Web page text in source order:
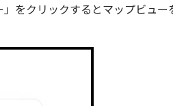
をクリックするとマップビュー